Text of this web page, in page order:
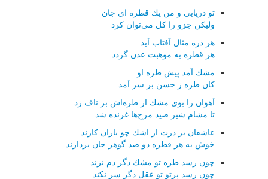
تو دریایی و من یك قطره ای جان
ولیكن جزو را كل می‌توان كرد
هر ذره مثال آفتاب آید
هر قطره به موهبت عدن گردد
مشك آمد پیش طره او
كان طره ز حسن بر سر آمد
آهوان را بوی مشك از طره‌اش بر ناف زد
تا مشام شیر صید مرج‌ها غرنده شد
عاشقان بر درت از اشك چو باران كارند
خوش به هر قطره دو صد گوهر جان بردارند
چون رسد طره تو مشك دگر دم نزند
چون رسد پرتو تو عقل دگر سر نكند